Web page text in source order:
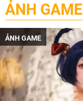
ẢNH GAME
ẢNH GAME